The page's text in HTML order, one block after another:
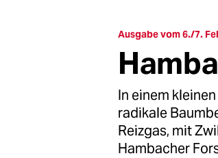
Ausgabe vom 6./7.
In einem
radikale
Reizgas, mit
Hambacher